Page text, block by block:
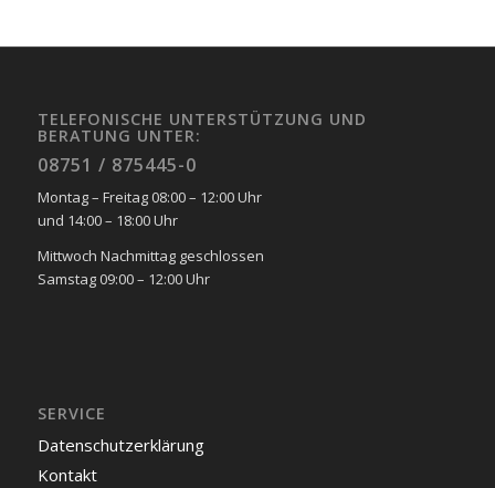
TELEFONISCHE UNTERSTÜTZUNG UND
BERATUNG UNTER:
08751 / 875445-0
Montag – Freitag 08:00 – 12:00 Uhr
und 14:00 – 18:00 Uhr
Mittwoch Nachmittag geschlossen
Samstag 09:00 – 12:00 Uhr
SERVICE
Datenschutzerklärung
Kontakt